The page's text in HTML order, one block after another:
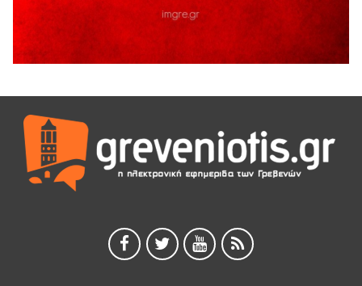
41η Γιορτή Κρασιού στο Τρίκωμο – «Γιορτή Παράδοσης»
5 Αυγούστου 2026
ΕΥΧΑΡΙΣΤΙΕΣ Φυσιολατρικού Συλλόγου Γρεβενών
4 Αυγούστου 2026
Έκτακτη χρηματοδότηση 400.000€ για επιπλέον εργασίες
στο Δημοτικό Στάδιο Γρεβενών «Μίλτος Τεντόγλου»